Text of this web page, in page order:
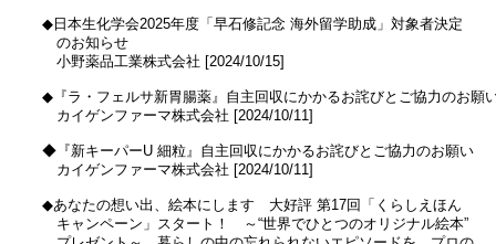
◆日本生化学会2025年度「早石修記念 海外留学助成」対象者決定
のお知らせ
小野薬品工業株式会社 [2024/10/15]
◆『ラ・フェルサ新胃腸薬』自主回収にかかるお詫びとご協力のお願
カイゲンファーマ株式会社 [2024/10/11]
◆『新キーパーU 細粒』自主回収にかかるお詫びとご協力のお願い
カイゲンファーマ株式会社 [2024/10/11]
◆あなたの想い出、絵本にします　大好評 第17回「くらしえほん
キャンペーン」スタート！　～“世界でひとつのオリジナル絵本”